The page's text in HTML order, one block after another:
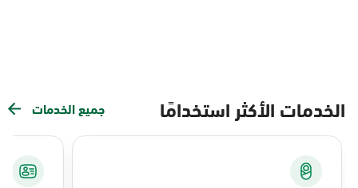
الخدمات الأكثر استخدامًا جميع الخدمات